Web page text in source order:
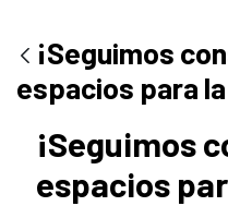
¡Seguimos
espacios para
¡Seguimos
espacios